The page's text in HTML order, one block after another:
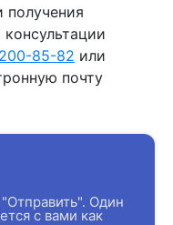
получения
85-82 или
почту
Один
с вами как